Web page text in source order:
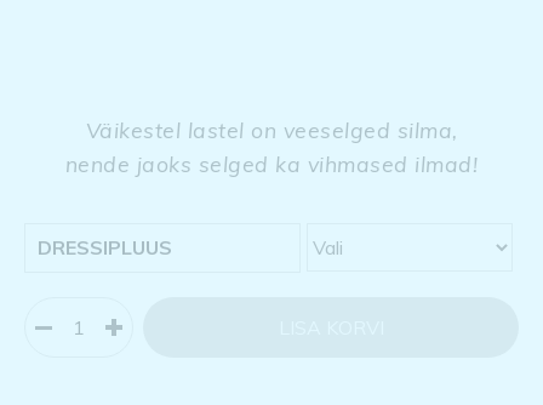
Väikestel lastel on veeselged silma,
nende jaoks selged ka vihmased ilmad!
DRESSIPLUUS